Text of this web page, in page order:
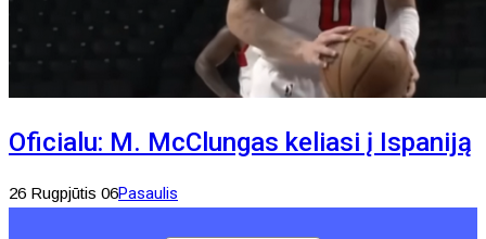
Oficialu: M. McClungas keliasi į Ispaniją
26 Rugpjūtis 06Pasaulis